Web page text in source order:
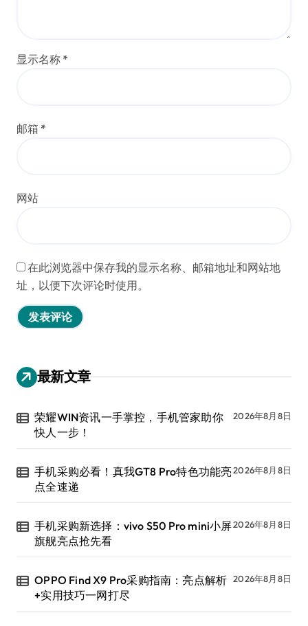
显示名称 *
邮箱 *
网站
在此浏览器中保存我的显示名称、邮箱地址和网站地
址，以便下次评论时使用。
最新文章
荣耀WIN资讯一手掌控，手机管家助你
快人一步！
2026年8月8日
手机采购必看！真我GT8 Pro特色功能亮
点全速递
2026年8月8日
手机采购新选择：vivo S50 Pro mini小屏
旗舰亮点抢先看
2026年8月8日
OPPO Find X9 Pro采购指南：亮点解析
+实用技巧一网打尽
2026年8月8日